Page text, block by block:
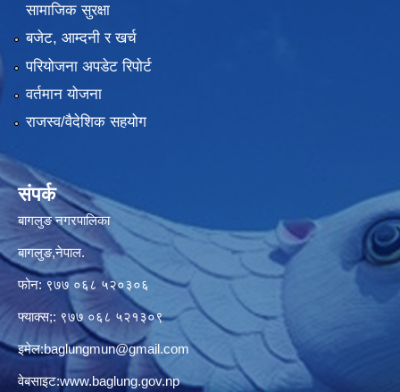
सामाजिक सुरक्षा
बजेट, आम्दनी र खर्च
परियोजना अपडेट रिपोर्ट
वर्तमान योजना
राजस्व/वैदेशिक सहयोग
संपर्क
बागलुङ नगरपालिका
बागलुङ,नेपाल.
फोन: ९७७ ०६८ ५२०३०६
फ्याक्स;: ९७७ ०६८ ५२१३०९
इमेल:baglungmun@gmail.com
वेबसाइट:www.baglung.gov.np